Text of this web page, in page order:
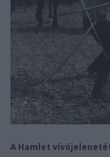
A Hamlet